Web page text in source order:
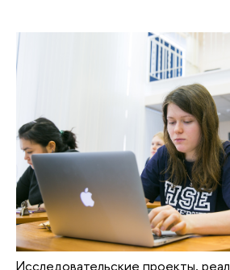
Исследовательские проекты,